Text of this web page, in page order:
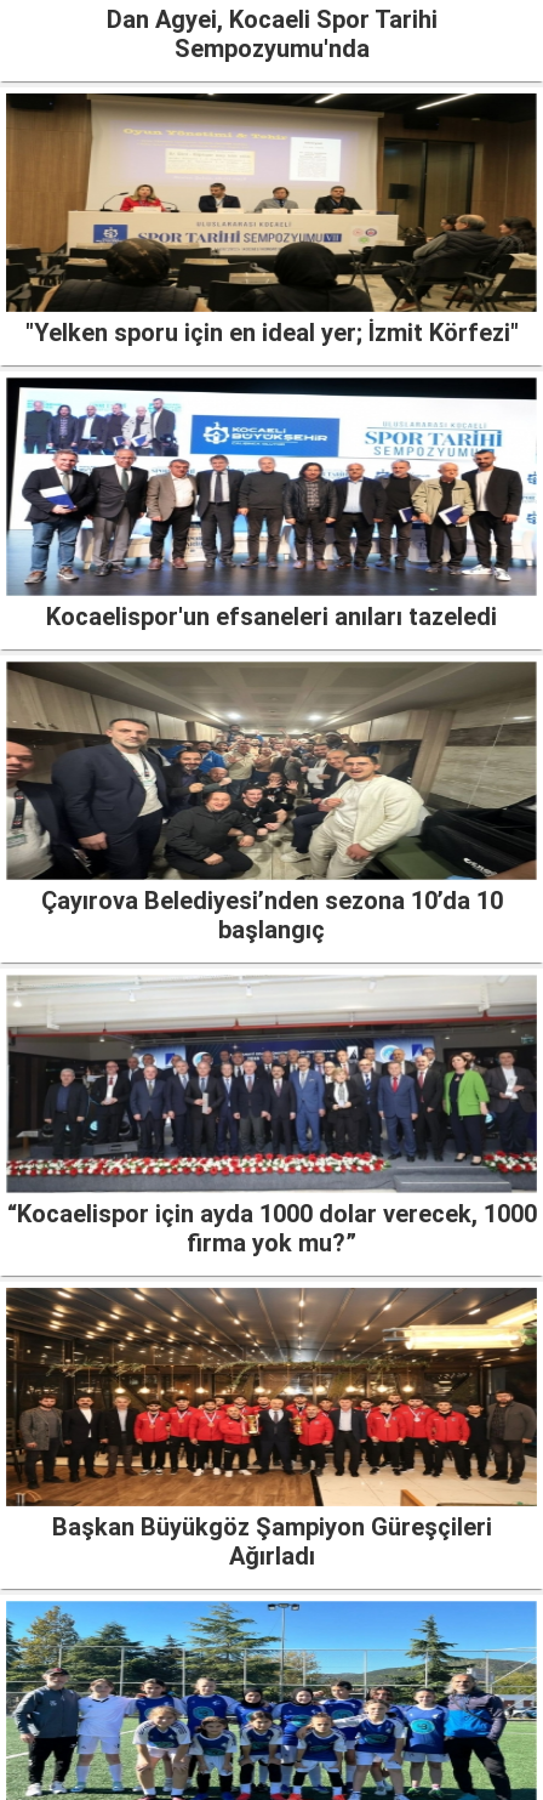
Dan Agyei, Kocaeli Spor Tarihi
Sempozyumu'nda
"Yelken sporu için en ideal yer; İzmit Körfezi"
Kocaelispor'un efsaneleri anıları tazeledi
Çayırova Belediyesi’nden sezona 10’da 10
başlangıç
“Kocaelispor için ayda 1000 dolar verecek, 1000
firma yok mu?”
Başkan Büyükgöz Şampiyon Güreşçileri
Ağırladı